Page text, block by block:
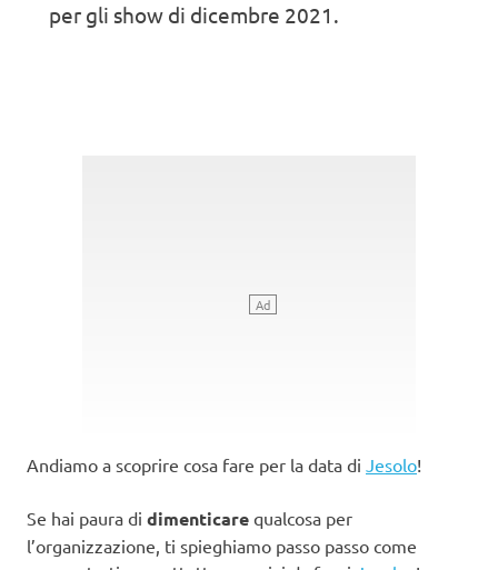
per gli show di dicembre 2021.
Andiamo a scoprire cosa fare per la data di Jesolo!
Se hai paura di dimenticare qualcosa per
l’organizzazione, ti spieghiamo passo passo come